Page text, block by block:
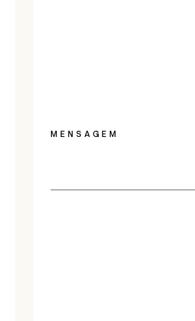
MENSAGEM